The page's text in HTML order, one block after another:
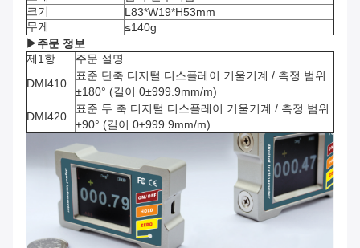
크기
L83*W19*H53mm
무게
≤140g
▶주문 정보
제1항
주문 설명
DMI410
표준 단축 디지털 디스플레이 기울기계 / 측정 범위
±180° (길이 0±999.9mm/m)
DMI420
표준 두 축 디지털 디스플레이 기울기계 / 측정 범위
±90° (길이 0±999.9mm/m)